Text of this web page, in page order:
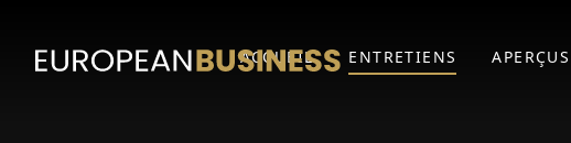
ACCUEIL ENTRETIENS APERÇUS